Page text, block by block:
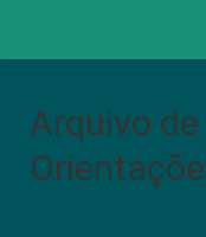
Arquivo